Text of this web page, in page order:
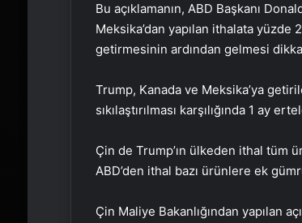
Bu açıklamanın, ABD Başkanı
Meksika’dan yapılan ithalata
getirmesinin ardından gelmesi
Trump, Kanada ve Meksika’ya
sıkılaştırılması karşılığında 1 ay
Çin de Trump’ın ülkeden ithal tüm
ABD’den ithal bazı ürünlere ek
Çin Maliye Bakanlığından yapılan